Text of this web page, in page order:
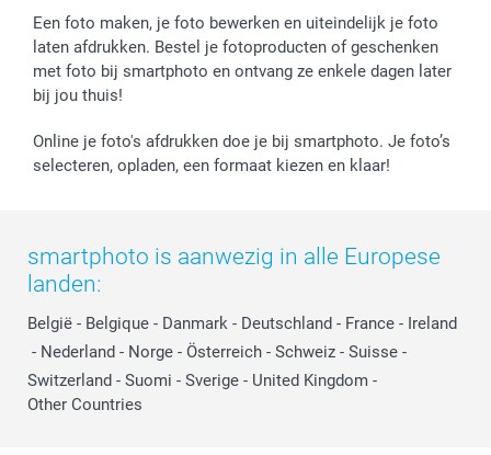
Prijslijst
Jobs & Stages
Investor Relations
smartfriends
Een foto maken, je foto bewerken en uiteindelijk je foto
laten afdrukken. Bestel je fotoproducten of geschenken
met foto bij smartphoto en ontvang ze enkele dagen later
bij jou thuis!
Online je foto's afdrukken doe je bij smartphoto. Je foto’s
selecteren, opladen, een formaat kiezen en klaar!
smartphoto is aanwezig in alle Europese
landen:
België - Belgique - Danmark - Deutschland - France - Ireland
- Nederland - Norge - Österreich - Schweiz - Suisse -
Switzerland - Suomi - Sverige - United Kingdom -
Other Countries